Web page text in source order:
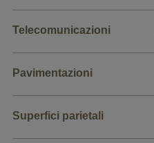
Telecomunicazioni
Pavimentazioni
Superfici parietali